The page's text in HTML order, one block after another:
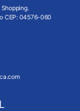
CEP: 04576-060